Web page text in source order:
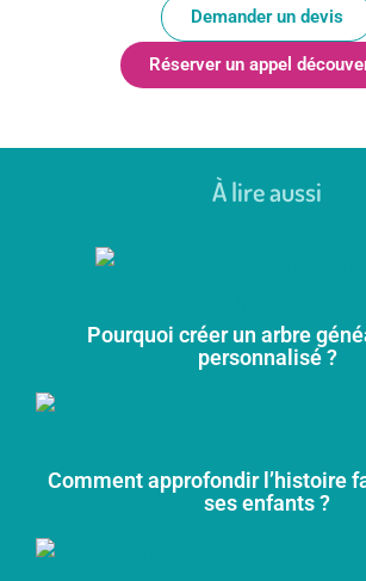
Demander un devis
Réserver un appel
À lire aussi
Pourquoi créer un arbre
personnalisé ?
Comment approfondir l’histoire
ses enfants ?